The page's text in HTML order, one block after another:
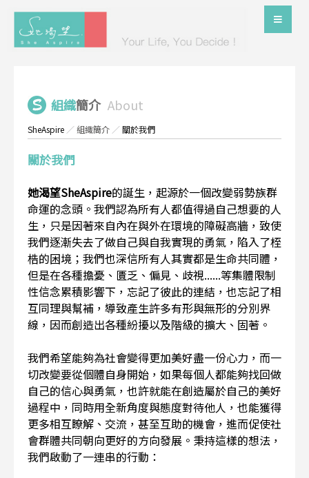
組織簡介 About
SheAspire ／組織簡介 ／關於我們
關於我們
她渴望SheAspire的誕生，起源於一個改變弱勢族群
命運的念頭。我們認為所有人都值得過自己想要的人
生，只是因著來自內在與外在環境的障礙高牆，致使
我們逐漸失去了做自己與自我實現的勇氣，陷入了桎
梏的困境；我們也深信所有人其實都是生命共同體，
但是在各種擔憂、匱乏、偏見、歧視......等集體限制
性信念累積影響下，忘記了彼此的連結，也忘記了相
互同理與幫補，導致產生許多有形與無形的分別界
線，因而創造出各種紛擾以及階級的擴大、固著。
我們希望能夠為社會變得更加美好盡一份心力，而一
切改變要從個體自身開始，如果每個人都能夠找回做
自己的信心與勇氣，也許就能在創造屬於自己的美好
過程中，同時用全新角度與態度對待他人，也能獲得
更多相互瞭解、交流，甚至互助的機會，進而促使社
會群體共同朝向更好的方向發展。秉持這樣的想法，
我們啟動了一連串的行動：